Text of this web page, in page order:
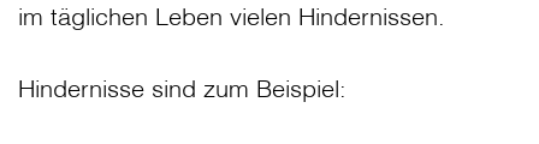
im täglichen Leben vielen Hindernissen.
Hindernisse sind zum Beispiel: